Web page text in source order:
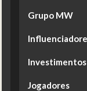
Grupo MW
Investimentos
Jogadores